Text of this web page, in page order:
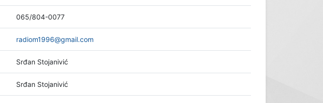
065/804-0077
radiom1996@gmail.com
Srđan Stojanivić
Srđan Stojanivić